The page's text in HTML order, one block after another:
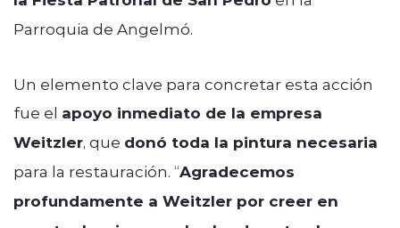
Parroquia de Angelmó.
Un elemento clave para concretar esta acción
fue el apoyo inmediato de la empresa
Weitzler, que donó toda la pintura necesaria
para la restauración. “Agradecemos
profundamente a Weitzler por creer en